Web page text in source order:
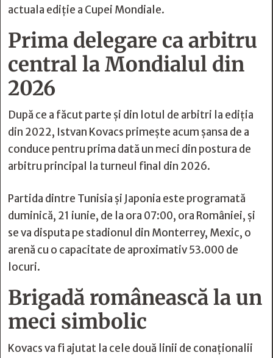
actuala ediție a Cupei Mondiale.
Prima delegare ca arbitru
central la Mondialul din
2026
După ce a făcut parte și din lotul de arbitri la ediția
din 2022, Istvan Kovacs primește acum șansa de a
conduce pentru prima dată un meci din postura de
arbitru principal la turneul final din 2026.
Partida dintre Tunisia și Japonia este programată
duminică, 21 iunie, de la ora 07:00, ora României, și
se va disputa pe stadionul din Monterrey, Mexic, o
arenă cu o capacitate de aproximativ 53.000 de
locuri.
Brigadă românească la un
meci simbolic
Kovacs va fi ajutat la cele două linii de conaționalii